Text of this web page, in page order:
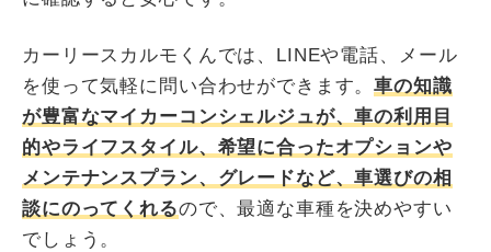
カーリースカルモくんでは、LINEや電話、メール
を使って気軽に問い合わせができます。車の知識
が豊富なマイカーコンシェルジュが、車の利用目
的やライフスタイル、希望に合ったオプションや
メンテナンスプラン、グレードなど、車選びの相
談にのってくれるので、最適な車種を決めやすい
でしょう。